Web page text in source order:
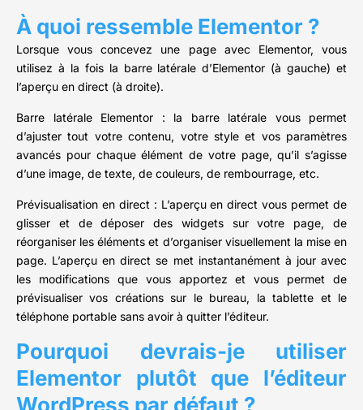
À quoi ressemble Elementor ?
Lorsque vous concevez une page avec Elementor, vous
utilisez à la fois la barre latérale d’Elementor (à gauche) et
l’aperçu en direct (à droite).
Barre latérale Elementor : la barre latérale vous permet
d’ajuster tout votre contenu, votre style et vos paramètres
avancés pour chaque élément de votre page, qu’il s’agisse
d’une image, de texte, de couleurs, de rembourrage, etc.
Prévisualisation en direct : L’aperçu en direct vous permet de
glisser et de déposer des widgets sur votre page, de
réorganiser les éléments et d’organiser visuellement la mise en
page. L’aperçu en direct se met instantanément à jour avec
les modifications que vous apportez et vous permet de
prévisualiser vos créations sur le bureau, la tablette et le
téléphone portable sans avoir à quitter l’éditeur.
Pourquoi devrais-je utiliser
Elementor plutôt que l’éditeur